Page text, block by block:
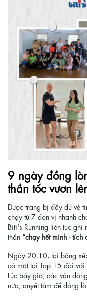
9 ngày đồng
thần tốc vươn
Được trang bị đầy đủ về
chạy từ 7 đơn vị nhanh
Biti's Running liên tục ghi
thần “chạy hết mình - tích
Ngày 20.10, tại bảng
có mặt tại Top 15 đội
Lúc bấy giờ, các vận
nữa, quyết tâm để đồng